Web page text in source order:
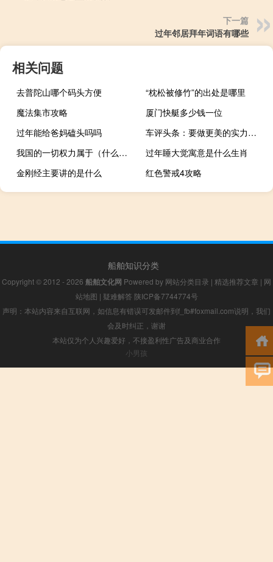
下一篇
过年邻居拜年词语有哪些
相关问题
去普陀山哪个码头方便
“枕松被修竹”的出处是哪里
魔法集市攻略
厦门快艇多少钱一位
过年能给爸妈磕头吗吗
车评头条：要做更美的实力派 试驾2018款宝骏310W
我国的一切权力属于（什么是解决我国一切问题的基础和关键）
过年睡大觉寓意是什么生肖
金刚经主要讲的是什么
红色警戒4攻略
船舶知识分类
Copyright © 2012 - 2026 船舶文化网 Powered by 网站分类目录 | 精选推荐文章 | 网
站地图 | 疑难解答 陕ICP备7744774号
声明：本站内容来自互联网，如信息有错误可发邮件到f_fb#foxmail.com说明，我们
会及时纠正，谢谢
本站仅为个人兴趣爱好，不接盈利性广告及商业合作
小男孩